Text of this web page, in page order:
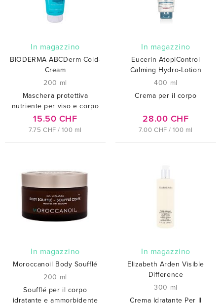
In magazzino
BIODERMA ABCDerm Cold-
Cream
200 ml
Maschera protettiva
nutriente per viso e corpo
15.50 CHF
7.75 CHF / 100 ml
In magazzino
Eucerin AtopiControl
Calming Hydro-Lotion
400 ml
Crema per il corpo
28.00 CHF
7.00 CHF / 100 ml
In magazzino
Moroccanoil Body Soufflé
200 ml
Soufflé per il corpo
idratante e ammorbidente
In magazzino
Elizabeth Arden Visible
Difference
300 ml
Crema Idratante Per Il